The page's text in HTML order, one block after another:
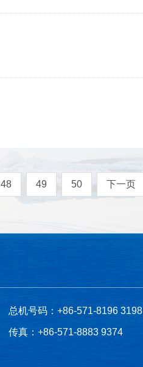
48 49 50 下一页
总机号码：+86-571-8196 3198
传真：+86-571-8883 9374